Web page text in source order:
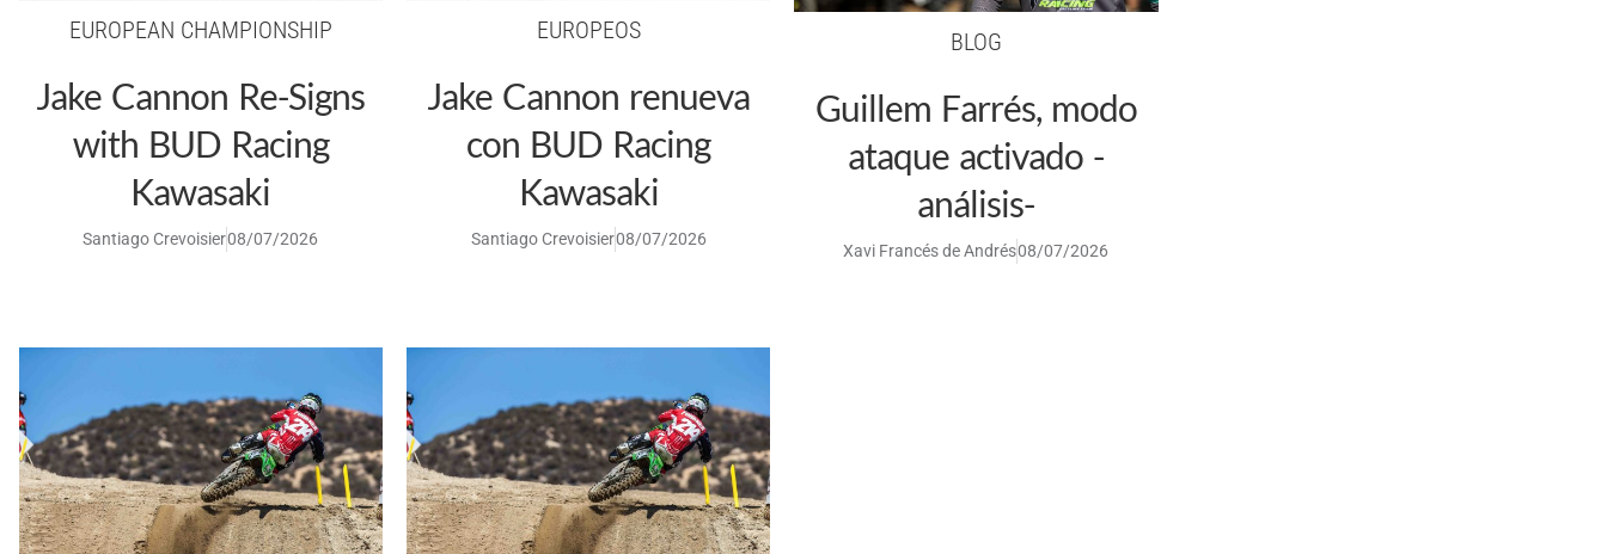
EUROPEAN CHAMPIONSHIP
Jake Cannon Re-Signs
with BUD Racing
Kawasaki
Santiago Crevoisier08/07/2026
EUROPEOS
Jake Cannon renueva
con BUD Racing
Kawasaki
Santiago Crevoisier08/07/2026
BLOG
Guillem Farrés, modo
ataque activado -
análisis-
Xavi Francés de Andrés08/07/2026